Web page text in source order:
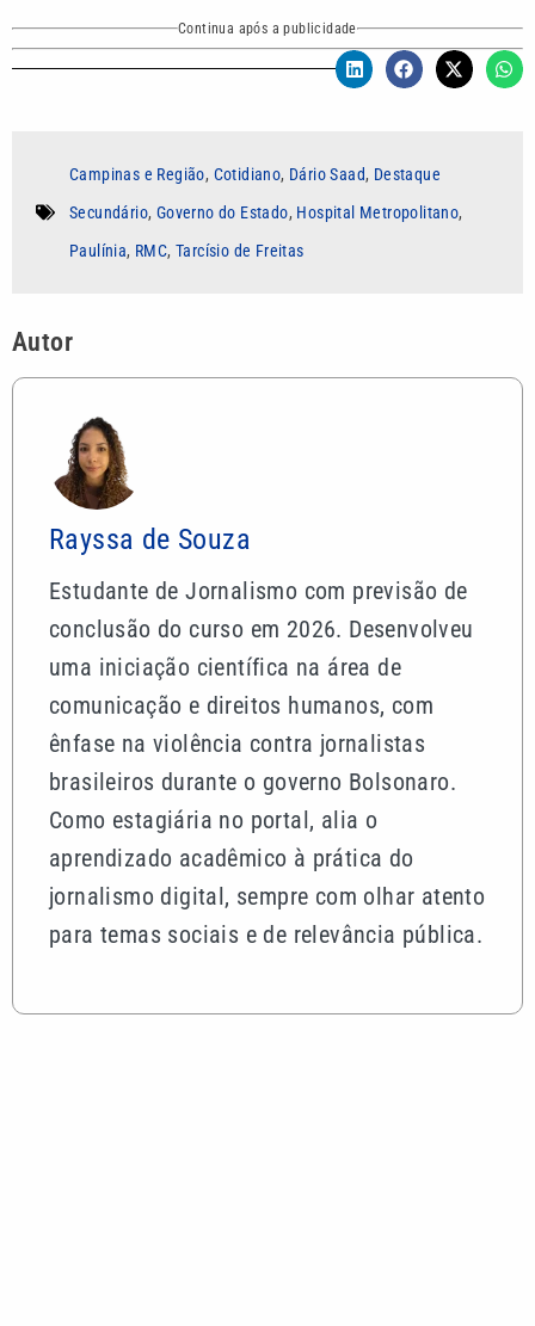
Continua após a publicidade
Campinas e Região, Cotidiano, Dário Saad, Destaque
Secundário, Governo do Estado, Hospital Metropolitano,
Paulínia, RMC,Tarcísio de Freitas
Autor
Rayssa de Souza
Estudante de Jornalismo com previsão de
conclusão do curso em 2026. Desenvolveu
uma iniciação científica na área de
comunicação e direitos humanos, com
ênfase na violência contra jornalistas
brasileiros durante o governo Bolsonaro.
Como estagiária no portal, alia o
aprendizado acadêmico à prática do
jornalismo digital, sempre com olhar atento
para temas sociais e de relevância pública.